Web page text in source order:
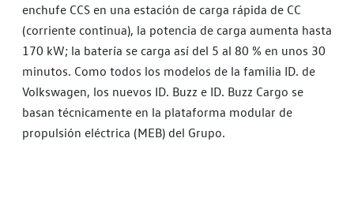
enchufe CCS en una estación de carga rápida de CC
(corriente continua), la potencia de carga aumenta hasta
170 kW; la batería se carga así del 5 al 80 % en unos 30
minutos. Como todos los modelos de la familia ID. de
Volkswagen, los nuevos ID. Buzz e ID. Buzz Cargo se
basan técnicamente en la plataforma modular de
propulsión eléctrica (MEB) del Grupo.